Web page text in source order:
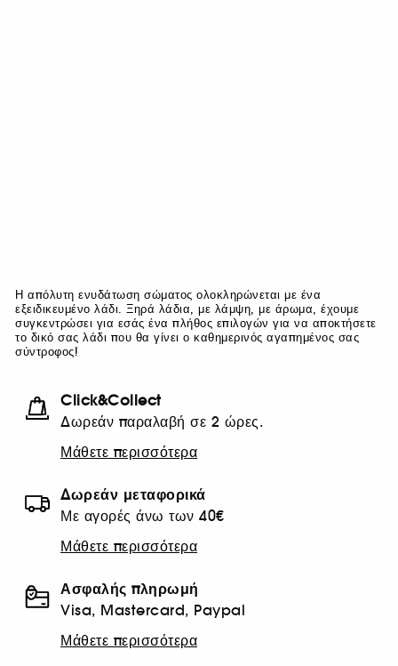
Η απόλυτη ενυδάτωση σώματος ολοκληρώνεται με ένα
εξειδικευμένο λάδι. Ξηρά λάδια, με λάμψη, με άρωμα, έχουμε
συγκεντρώσει για εσάς ένα πλήθος επιλογών για να αποκτήσετε
το δικό σας λάδι που θα γίνει ο καθημερινός αγαπημένος σας
σύντροφος!
Click&Collect
Δωρεάν παραλαβή σε 2 ώρες.
Μάθετε περισσότερα
Δωρεάν μεταφορικά
Με αγορές άνω των 40€
Μάθετε περισσότερα
Ασφαλής πληρωμή
Visa, Mastercard, Paypal
Μάθετε περισσότερα